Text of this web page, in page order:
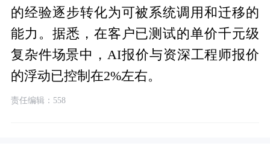
的经验逐步转化为可被系统调用和迁移的
能力。据悉，在客户已测试的单价千元级
复杂件场景中，AI报价与资深工程师报价
的浮动已控制在2%左右。
责任编辑：558